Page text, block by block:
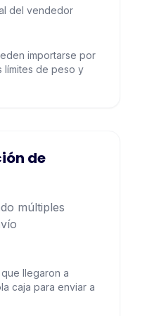
del vendedor
importarse por
límites de peso y
de
múltiples
llegaron a
caja para enviar a